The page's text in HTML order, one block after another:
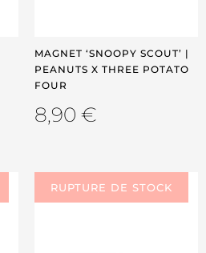
MAGNET ‘SNOOPY SCOUT’ |
PEANUTS X THREE POTATO
FOUR
8,90 €